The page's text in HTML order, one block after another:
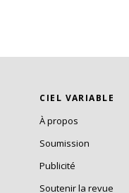
CIEL VARIABLE
À propos
Soumission
Publicité
Soutenir la revue